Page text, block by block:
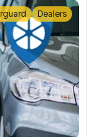
Dealers